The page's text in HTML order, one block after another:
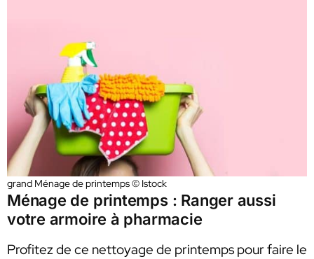
grand Ménage de printemps © Istock
Ménage de printemps : Ranger aussi
votre armoire à pharmacie
Profitez de ce nettoyage de printemps pour faire le